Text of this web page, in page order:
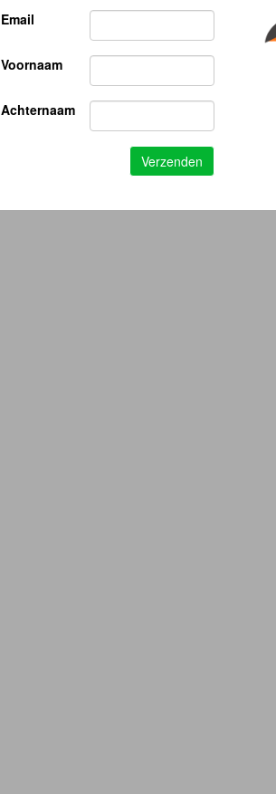
Email
Voornaam
Achternaam